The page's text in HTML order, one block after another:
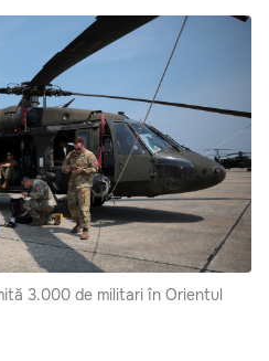
3.000 de militari în Orientul